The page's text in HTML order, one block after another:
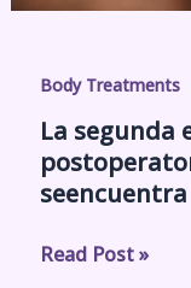
Body Treatments
La segunda
Read Post »